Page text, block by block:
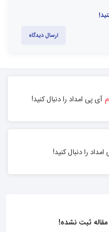
ارسال دیدگاه
آی پی امداد را دنبال کنید!
را دنبال کنید!
ثبت نشده!